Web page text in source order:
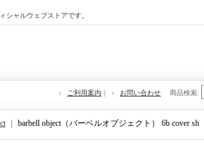
シャルウェブストアです。
ご利用案内 ｜ お問い合わせ 商品検索:
barbell object（バーベルオブジェクト） 6b cover